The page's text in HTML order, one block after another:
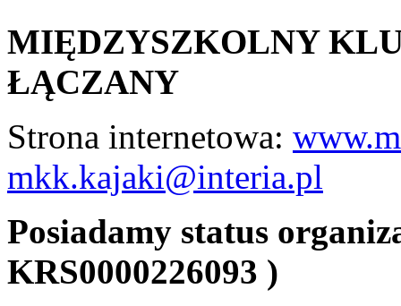
MIĘDZYSZKOLNY
ŁĄCZANY
Strona internetowa:
mkk.kajaki@interia.pl
Posiadamy status
KRS0000226093 )